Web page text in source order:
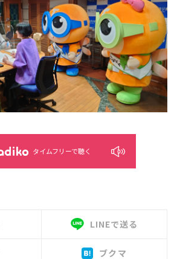
タイムフリーで聴く
LINEで送る
ブクマ